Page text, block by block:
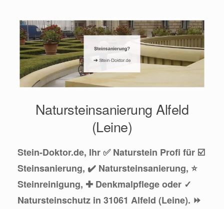
Natursteinsanierung Alfeld
(Leine)
Stein-Doktor.de, Ihr ✅ Naturstein Profi für ☑️
Steinsanierung, ✔️ Natursteinsanierung, ⭐
Steinreinigung, ✚ Denkmalpflege oder ✓
Natursteinschutz in 31061 Alfeld (Leine). ⏩